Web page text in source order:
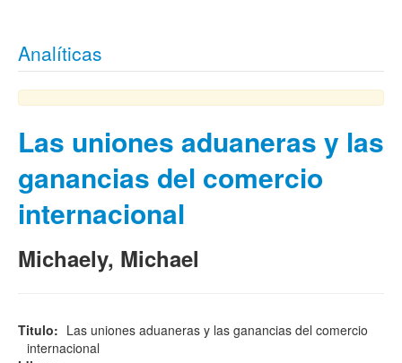
Analíticas
Las uniones aduaneras y las
ganancias del comercio
internacional
Michaely, Michael
Titulo: Las uniones aduaneras y las ganancias del comercio
internacional